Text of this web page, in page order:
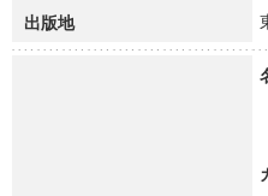
出版地